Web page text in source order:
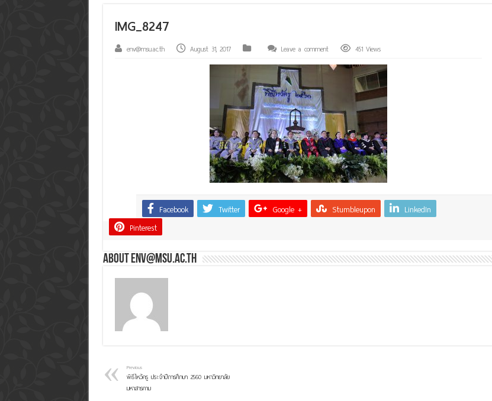
IMG_8247
env@msu.ac.th August 31, 2017 Leave a comment 451 Views
Facebook Twitter Google + Stumbleupon
LinkedIn
Pinterest
About env@msu.ac.th
Previous
พิธีไหว้ครู ประจำปีการศึกษา 2560 มหาวิทยาลัย
มหาสารคาม